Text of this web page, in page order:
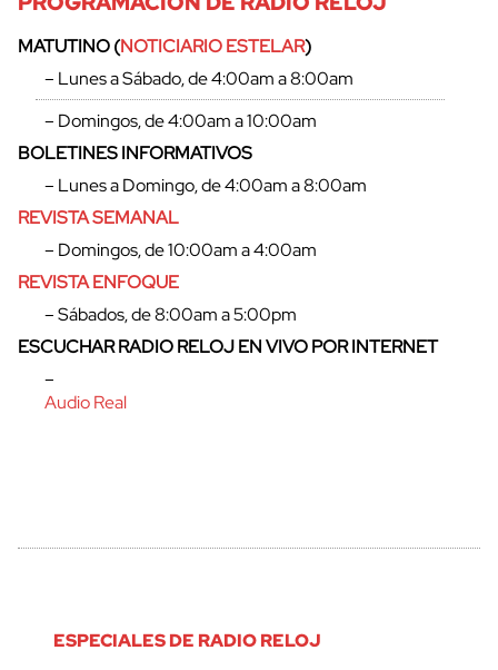
cerrar
MATUTINO (NOTICIARIO ESTELAR)
– Lunes a Sábado, de 4:00am a 8:00am
– Domingos, de 4:00am a 10:00am
BOLETINES INFORMATIVOS
– Lunes a Domingo, de 4:00am a 8:00am
REVISTA SEMANAL
– Domingos, de 10:00am a 4:00am
REVISTA ENFOQUE
– Sábados, de 8:00am a 5:00pm
ESCUCHAR RADIO RELOJ EN VIVO POR INTERNET
–
Audio Real
ESPECIALES DE RADIO RELOJ